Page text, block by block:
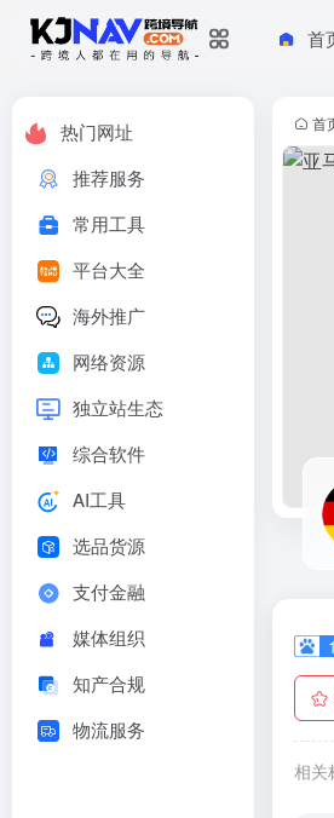
首
热门网址
推荐服务
常用工具
平台大全
海外推广
网络资源
独立站生态
综合软件
AI工具
选品货源
支付金融
媒体组织
知产合规
物流服务
首
相关
亚马逊德国站